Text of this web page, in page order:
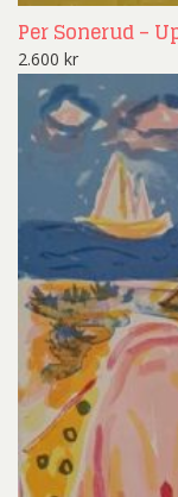
Per Sonerud –
2.600 kr